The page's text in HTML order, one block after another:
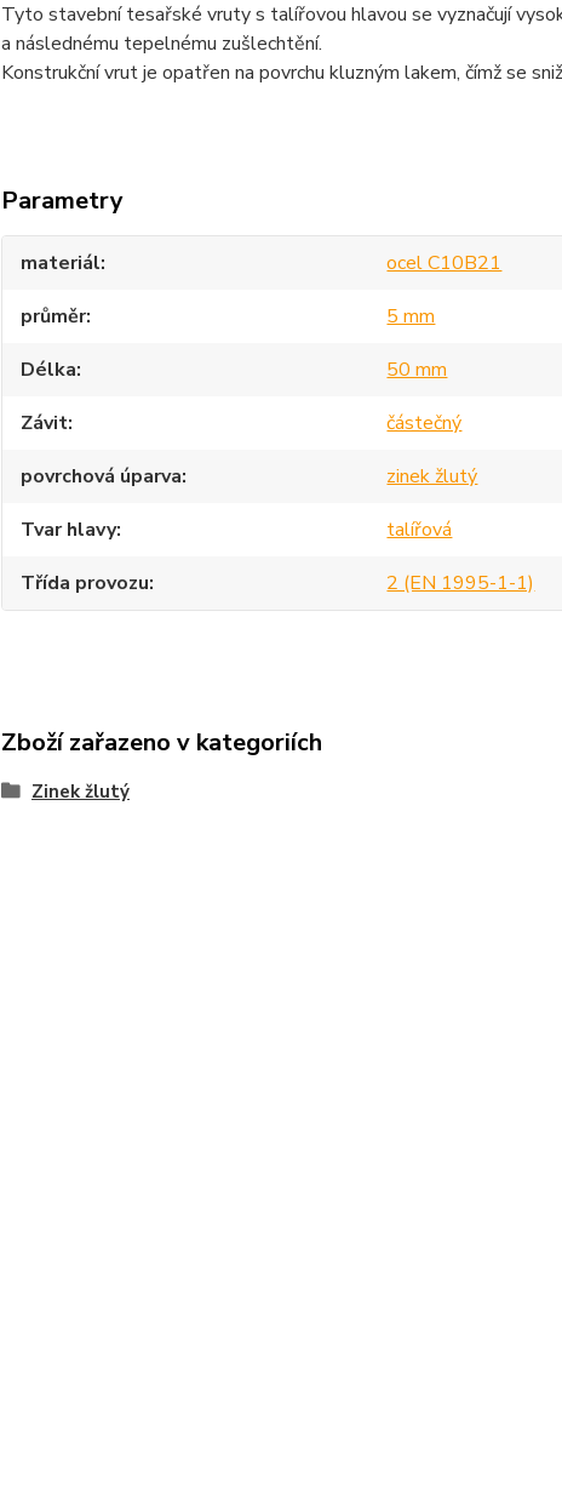
Tyto stavební tesařské vruty s talířovou hlavou se vyznačují
a následnému tepelnému zušlechtění.
Konstrukční vrut je opatřen na povrchu kluzným lakem, čímž se
Parametry
materiál
ocel C10B21
průměr
5 mm
Délka
50 mm
Závit
částečný
povrchová úparva
zinek žlutý
Tvar hlavy
talířová
Třída provozu
2 (EN 1995-1-1)
Zboží zařazeno v kategoriích
Zinek žlutý